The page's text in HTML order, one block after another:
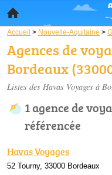
Accueil > Nouvelle-Aquitaine >
Agences de
Bordeaux
Listes des Havas Voyages à
1 agence de
référencée
Havas Voyages
52 Tourny, 33000 Bordeaux